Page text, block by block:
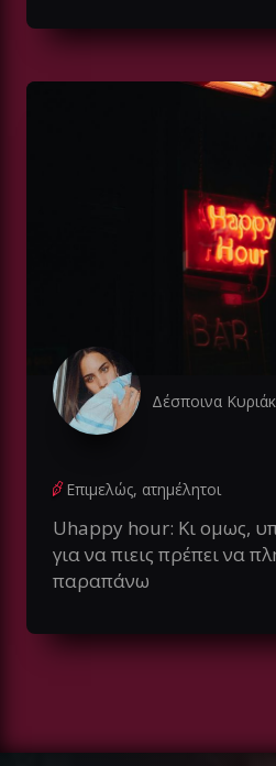
Δέσποινα
Επιμελώς, ατημέλητοι
Uhappy hour: Κι ομως,
για να πιεις πρέπει να
παραπάνω